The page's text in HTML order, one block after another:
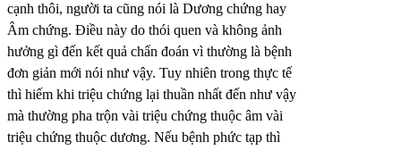
cạnh thôi, người ta cũng nói là Dương chứng hay
Âm chứng. Điều này do thói quen và không ảnh
hưởng gì đến kết quả chẩn đoán vì thường là bệnh
đơn giản mới nói như vậy. Tuy nhiên trong thực tế
thì hiếm khi triệu chứng lại thuần nhất đến như vậy
mà thường pha trộn vài triệu chứng thuộc âm vài
triệu chứng thuộc dương. Nếu bệnh phức tạp thì